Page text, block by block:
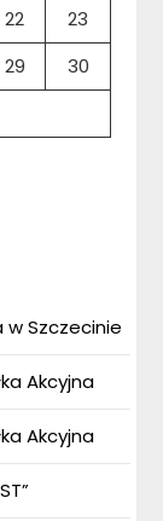
22
23
29
30
Szczecinie
Akcyjna
Akcyjna